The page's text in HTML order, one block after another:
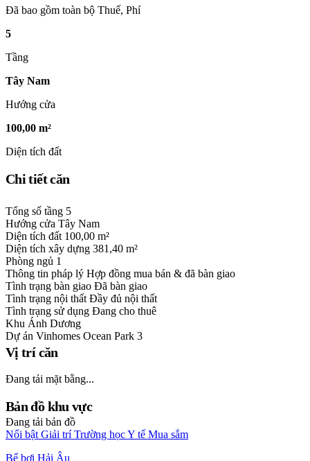
Đã bao gồm toàn bộ Thuế, Phí
5
Tầng
Tây Nam
Hướng cửa
100,00 m²
Diện tích đất
Chi tiết căn
Tổng số tầng 5
Hướng cửa Tây Nam
Diện tích đất 100,00 m²
Diện tích xây dựng 381,40 m²
Phòng ngủ 1
Thông tin pháp lý Hợp đồng mua bán & đã bàn giao
Tình trạng bàn giao Đã bàn giao
Tình trạng nội thất Đầy đủ nội thất
Tình trạng sử dụng Đang cho thuê
Khu Ánh Dương
Dự án Vinhomes Ocean Park 3
Vị trí căn
Đang tải mặt bằng...
Bản đồ khu vực
Đang tải bản đồ
Nổi bật Giải trí Trường họcY tế Mua sắm
Bể bơi Hải Âu